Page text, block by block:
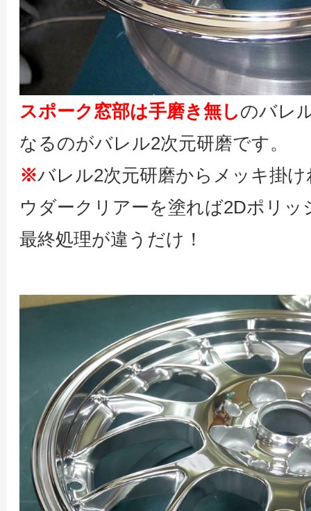
スポーク窓部は手磨き無しのバレ
なるのがバレル2次元研磨です。
※バレル2次元研磨からメッキ掛
ウダークリアーを塗れば2Dポリ
最終処理が違うだけ！